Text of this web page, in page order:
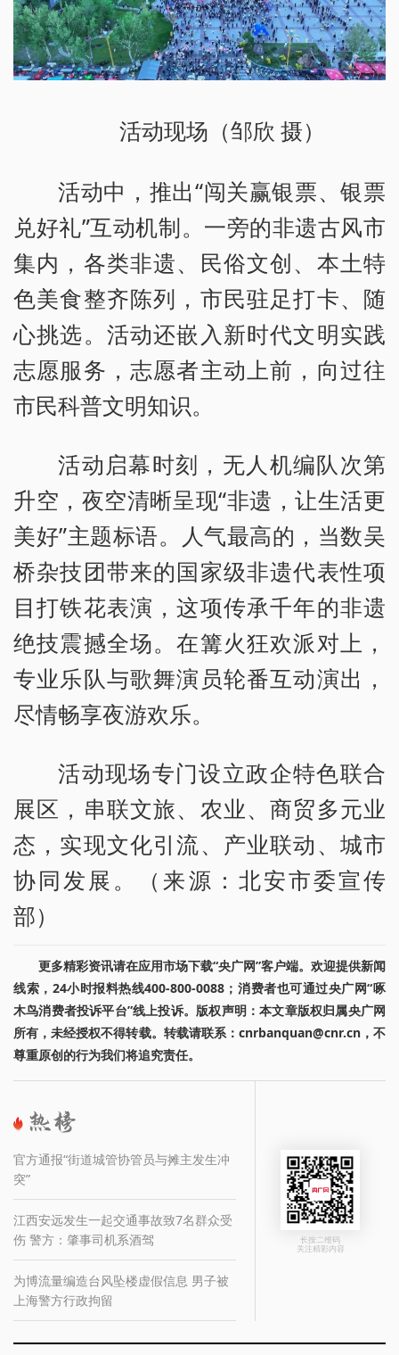
活动现场（邹欣 摄）
活动中，推出“闯关赢银票、银票
兑好礼”互动机制。一旁的非遗古风市
集内，各类非遗、民俗文创、本土特
色美食整齐陈列，市民驻足打卡、随
心挑选。活动还嵌入新时代文明实践
志愿服务，志愿者主动上前，向过往
市民科普文明知识。
活动启幕时刻，无人机编队次第
升空，夜空清晰呈现“非遗，让生活更
美好”主题标语。人气最高的，当数吴
桥杂技团带来的国家级非遗代表性项
目打铁花表演，这项传承千年的非遗
绝技震撼全场。在篝火狂欢派对上，
专业乐队与歌舞演员轮番互动演出，
尽情畅享夜游欢乐。
活动现场专门设立政企特色联合
展区，串联文旅、农业、商贸多元业
态，实现文化引流、产业联动、城市
协同发展。（来源：北安市委宣传
部）
更多精彩资讯请在应用市场下载“央广网”客户端。欢迎提供新闻
线索，24小时报料热线400-800-0088；消费者也可通过央广网“啄
木鸟消费者投诉平台”线上投诉。版权声明：本文章版权归属央广网
所有，未经授权不得转载。转载请联系：cnrbanquan@cnr.cn，不
尊重原创的行为我们将追究责任。
官方通报“街道城管协管员与摊主发生冲
突”
江西安远发生一起交通事故致7名群众受
伤 警方：肇事司机系酒驾
为博流量编造台风坠楼虚假信息 男子被
上海警方行政拘留
长按二维码
关注精彩内容